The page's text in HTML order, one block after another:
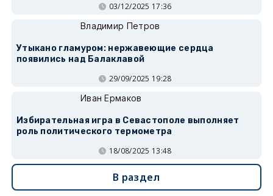
03/12/2025 17:36
Владимир Петров
Утыкано гламуром: нержавеющие сердца
появились над Балаклавой
29/09/2025 19:28
Иван Ермаков
Избирательная игра в Севастополе выполняет
роль политического термометра
18/08/2025 13:48
В раздел